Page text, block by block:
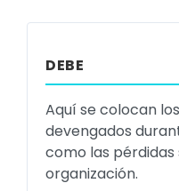
DEBE
Aquí se colocan los
devengados
como las
organización.